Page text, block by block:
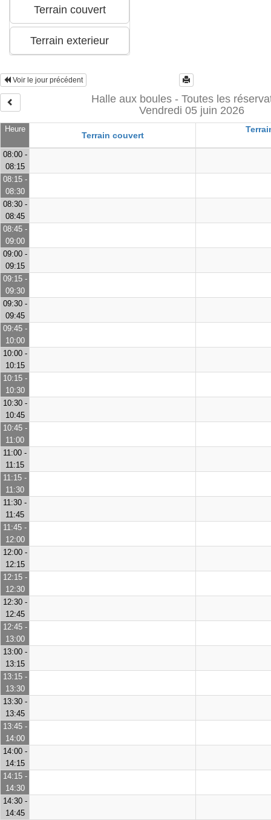
Voir le jour précédent
Halle aux boules - Toutes les
Vendredi 05 juin 2026
Heure
Terrain couvert
08:00 -
08:15
08:15 -
08:30
08:30 -
08:45
08:45 -
09:00
09:00 -
09:15
09:15 -
09:30
09:30 -
09:45
09:45 -
10:00
10:00 -
10:15
10:15 -
10:30
10:30 -
10:45
10:45 -
11:00
11:00 -
11:15
11:15 -
11:30
11:30 -
11:45
11:45 -
12:00
12:00 -
12:15
12:15 -
12:30
12:30 -
12:45
12:45 -
13:00
13:00 -
13:15
13:15 -
13:30
13:30 -
13:45
13:45 -
14:00
14:00 -
14:15
14:15 -
14:30
14:30 -
14:45